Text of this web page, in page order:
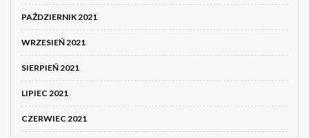
PAŹDZIERNIK 2021
WRZESIEŃ 2021
SIERPIEŃ 2021
LIPIEC 2021
CZERWIEC 2021